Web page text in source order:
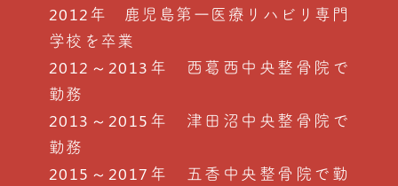
2012年 鹿児島第一医療リハビリ専門
学校を卒業
2012～2013年 西葛西中央整骨院で
勤務
2013～2015年 津田沼中央整骨院で
勤務
2015～2017年 五香中央整骨院で勤